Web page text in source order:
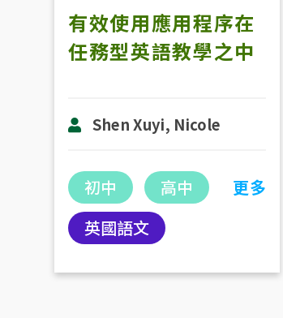
有效使用應用程序在
任務型英語教學之中
Shen Xuyi, Nicole
初中
高中
英國語文
更多